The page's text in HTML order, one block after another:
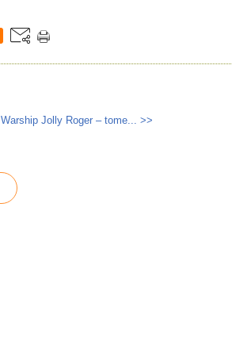
Warship Jolly Roger – tome... >>